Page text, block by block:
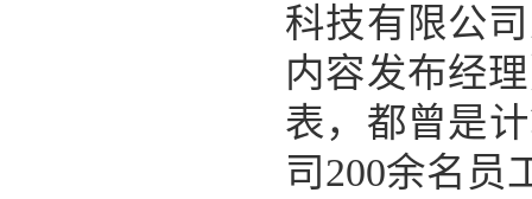
科技有限公
内容发布经
表，都曾是
司200余名员